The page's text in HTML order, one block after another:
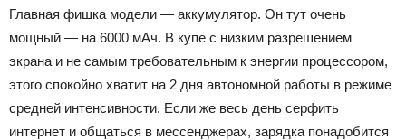
Главная фишка модели — аккумулятор. Он тут очень
мощный — на 6000 мАч. В купе с низким разрешением
экрана и не самым требовательным к энергии процессором,
этого спокойно хватит на 2 дня автономной работы в режиме
средней интенсивности. Если же весь день серфить
интернет и общаться в мессенджерах, зарядка понадобится